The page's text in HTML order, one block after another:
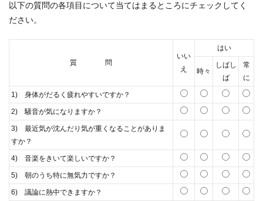
以下の質問の各項目について当てはまるところにチェックしてく
ださい。
質 問
いい
え
はい
時々
しばし
ば
常
に
1) 身体がだるく疲れやすいですか？
2) 騒音が気になりますか？
3) 最近気が沈んだり気が重くなることがありま
すか？
4) 音楽をきいて楽しいですか？
5) 朝のうち特に無気力ですか？
6) 議論に熱中できますか？